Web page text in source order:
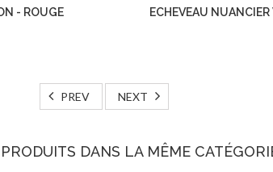
- ROUGE ECHEVEAU NUANCIER
PREV NEXT
PRODUITS DANS LA MÊME